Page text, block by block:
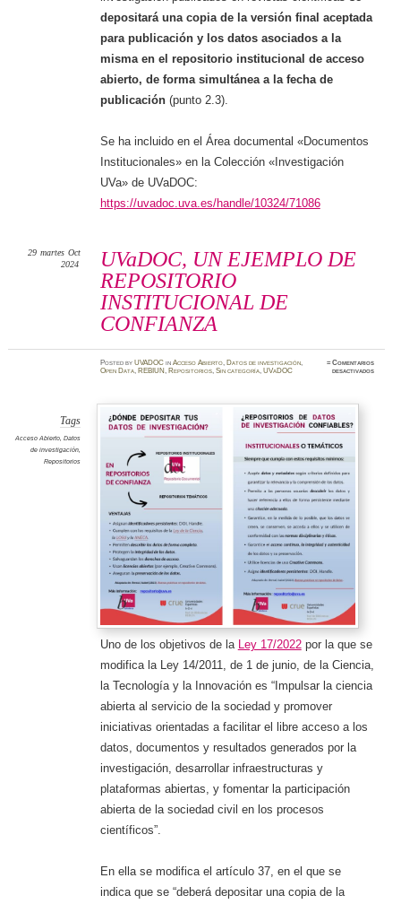
depositará una copia de la versión final aceptada
para publicación y los datos asociados a la
misma en el repositorio institucional de acceso
abierto, de forma simultánea a la fecha de
publicación(punto 2.3).
Se ha incluido en el Área documental «Documentos
Institucionales» en la Colección «Investigación
UVa» de UVaDOC:
https://uvadoc.uva.es/handle/10324/71086
UVaDOC, UN EJEMPLO DE
REPOSITORIO
INSTITUCIONAL DE
CONFIANZA
29 martes Oct
2024
PostedbyUVADOC inAcceso Abierto, Datos de investigación,
Open Data, REBIUN, Repositorios,Sin categoría,UVaDOC
≈Comentarios
desactivadosen
Tags
Acceso Abierto, Datos
de investigación,
Repositorios
Uno de los objetivos de la Ley 17/2022por la que se
modifica la Ley 14/2011, de 1 de junio, de la Ciencia,
la Tecnología y la Innovación es “Impulsar la ciencia
abierta al servicio de la sociedad y promover
iniciativas orientadas a facilitar el libre acceso a los
datos, documentos y resultados generados por la
investigación, desarrollar infraestructuras y
plataformas abiertas, y fomentar la participación
abierta de la sociedad civil en los procesos
científicos”.
En ella se modifica el artículo 37, en el que se
indica que se “deberá depositar una copia de la